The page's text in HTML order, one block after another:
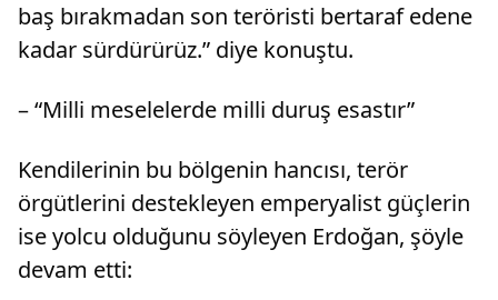
baş bırakmadan son teröristi bertaraf edene
kadar sürdürürüz.” diye konuştu.
– “Milli meselelerde milli duruş esastır”
Kendilerinin bu bölgenin hancısı, terör
örgütlerini destekleyen emperyalist güçlerin
ise yolcu olduğunu söyleyen Erdoğan, şöyle
devam etti: